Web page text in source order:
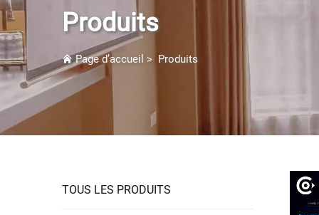
Produits
Page d’accueil > Produits
TOUS LES PRODUITS